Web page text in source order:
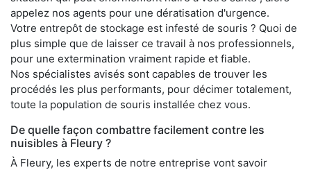
appelez nos agents pour une dératisation d'urgence.
Votre entrepôt de stockage est infesté de souris ? Quoi de
plus simple que de laisser ce travail à nos professionnels,
pour une extermination vraiment rapide et fiable.
Nos spécialistes avisés sont capables de trouver les
procédés les plus performants, pour décimer totalement,
toute la population de souris installée chez vous.
De quelle façon combattre facilement contre les
nuisibles à Fleury ?
À Fleury, les experts de notre entreprise vont savoir